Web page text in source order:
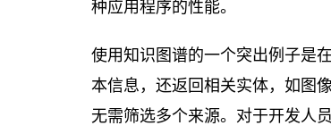
种应用程序的性能。
使用知识图谱的一个突出例子是
本信息，还返回相关实体，如图
无需筛选多个来源。对于开发人